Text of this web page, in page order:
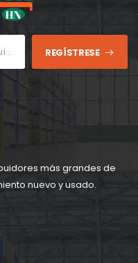
REGÍSTRESE
más grandes de
nuevo y usado.